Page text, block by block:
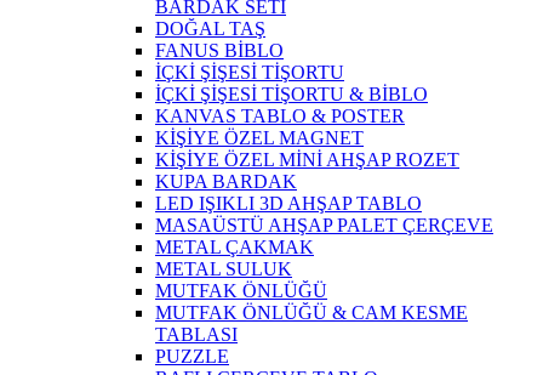
BARDAK SETİ
DOĞAL TAŞ
FANUS BİBLO
İÇKİ ŞİŞESİ TİŞORTU
İÇKİ ŞİŞESİ TİŞORTU & BİBLO
KANVAS TABLO & POSTER
KİŞİYE ÖZEL MAGNET
KİŞİYE ÖZEL MİNİ AHŞAP ROZET
KUPA BARDAK
LED IŞIKLI 3D AHŞAP TABLO
MASAÜSTÜ AHŞAP PALET ÇERÇEVE
METAL ÇAKMAK
METAL SULUK
MUTFAK ÖNLÜĞÜ
MUTFAK ÖNLÜĞÜ & CAM KESME
TABLASI
PUZZLE